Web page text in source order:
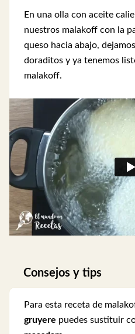
En una olla con aceite
nuestros malakoff con la
queso hacia abajo,
doraditos y ya tenemos
malakoff.
Consejos y tips
Para esta receta de
gruyere puedes sustituir